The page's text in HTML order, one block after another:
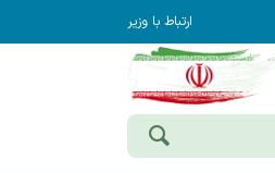
ارتباط با وزیر